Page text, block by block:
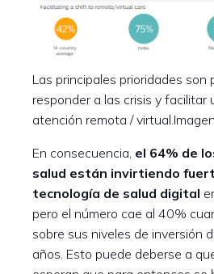
Las principales prioridades son
responder a las crisis y facilitar
atención remota /
En consecuencia, el 64% de
salud están invirtiendo
tecnología de salud digital
pero el número cae al 40%
sobre sus niveles de inversión
años. Esto puede deberse a